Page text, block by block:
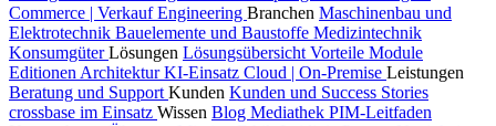
Commerce | VerkaufEngineering Branchen Maschinenbau und
Elektrotechnik Bauelemente und Baustoffe Medizintechnik
KonsumgüterLösungen Lösungsübersicht Vorteile Module
Editionen ArchitekturKI-Einsatz Cloud | On-Premise Leistungen
Beratung und Support Kunden Kunden und Success Stories
crossbase im Einsatz Wissen Blog Mediathek PIM-Leitfaden